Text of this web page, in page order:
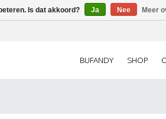
BUFANDY SHOP
Is dat akkoord? Ja Nee Meer